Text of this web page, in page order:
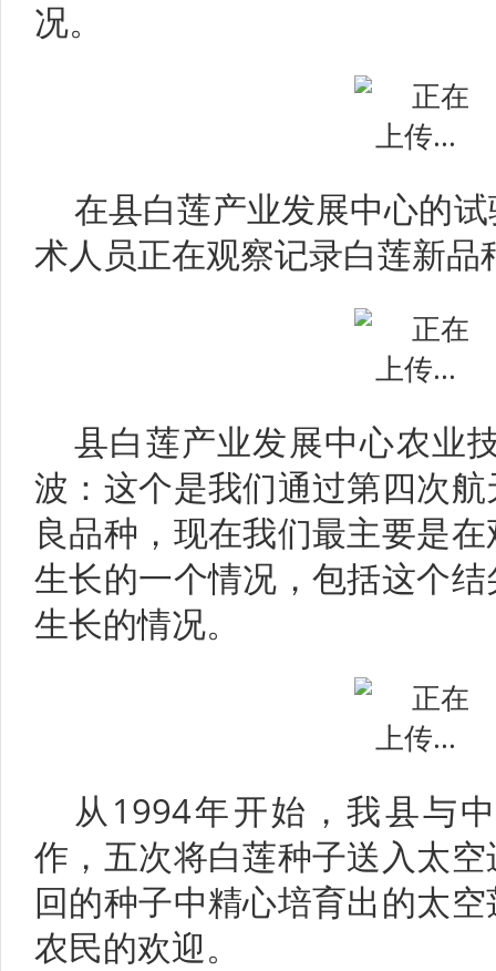
况。
在县白莲产业发展中心的
术人员正在观察记录白莲新品
县白莲产业发展中心农业
波：这个是我们通过第四次
良品种，现在我们最主要是
生长的一个情况，包括这个
生长的情况。
从1994年开始，我县与
作，五次将白莲种子送入太
回的种子中精心培育出的太
农民的欢迎。